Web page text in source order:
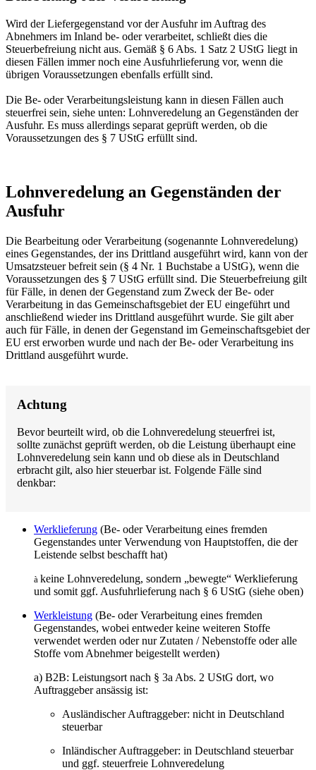
Wird der Liefergegenstand vor der Ausfuhr im Auftrag des
Abnehmers im Inland be- oder verarbeitet, schließt dies die
Steuerbefreiung nicht aus. Gemäß § 6 Abs. 1 Satz 2 UStG liegt in
diesen Fällen immer noch eine Ausfuhrlieferung vor, wenn die
übrigen Voraussetzungen ebenfalls erfüllt sind.
Die Be- oder Verarbeitungsleistung kann in diesen Fällen auch
steuerfrei sein, siehe unten: Lohnveredelung an Gegenständen der
Ausfuhr. Es muss allerdings separat geprüft werden, ob die
Voraussetzungen des § 7 UStG erfüllt sind.
Lohnveredelung an Gegenständen der
Ausfuhr
Die Bearbeitung oder Verarbeitung (sogenannte Lohnveredelung)
eines Gegenstandes, der ins Drittland ausgeführt wird, kann von der
Umsatzsteuer befreit sein (§ 4 Nr. 1 Buchstabe a UStG), wenn die
Voraussetzungen des § 7 UStG erfüllt sind. Die Steuerbefreiung gilt
für Fälle, in denen der Gegenstand zum Zweck der Be- oder
Verarbeitung in das Gemeinschaftsgebiet der EU eingeführt und
anschließend wieder ins Drittland ausgeführt wurde. Sie gilt aber
auch für Fälle, in denen der Gegenstand im Gemeinschaftsgebiet der
EU erst erworben wurde und nach der Be- oder Verarbeitung ins
Drittland ausgeführt wurde.
Achtung
Bevor beurteilt wird, ob die Lohnveredelung steuerfrei ist,
sollte zunächst geprüft werden, ob die Leistung überhaupt eine
Lohnveredelung sein kann und ob diese als in Deutschland
erbracht gilt, also hier steuerbar ist. Folgende Fälle sind
denkbar:
Werklieferung (Be- oder Verarbeitung eines fremden
Gegenstandes unter Verwendung von Hauptstoffen, die der
Leistende selbst beschafft hat)
à keine Lohnveredelung, sondern „bewegte“ Werklieferung
und somit ggf. Ausfuhrlieferung nach § 6 UStG (siehe oben)
Werkleistung (Be- oder Verarbeitung eines fremden
Gegenstandes, wobei entweder keine weiteren Stoffe
verwendet werden oder nur Zutaten / Nebenstoffe oder alle
Stoffe vom Abnehmer beigestellt werden)
a) B2B: Leistungsort nach § 3a Abs. 2 UStG dort, wo
Auftraggeber ansässig ist:
Ausländischer Auftraggeber: nicht in Deutschland
steuerbar
Inländischer Auftraggeber: in Deutschland steuerbar
und ggf. steuerfreie Lohnveredelung